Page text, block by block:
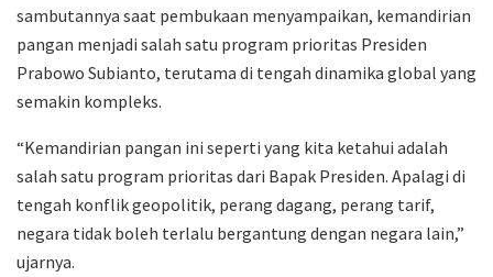
sambutannya saat pembukaan menyampaikan, kemandirian
pangan menjadi salah satu program prioritas Presiden
Prabowo Subianto, terutama di tengah dinamika global yang
semakin kompleks.
“Kemandirian pangan ini seperti yang kita ketahui adalah
salah satu program prioritas dari Bapak Presiden. Apalagi di
tengah konflik geopolitik, perang dagang, perang tarif,
negara tidak boleh terlalu bergantung dengan negara lain,”
ujarnya.